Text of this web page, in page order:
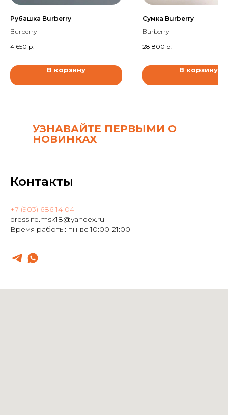
Рубашка Burberry
Burberry
4 650 р.
В корзину
Сумка Burberry
Burberry
28 800 р.
В корзину
УЗНАВАЙТЕ ПЕРВЫМИ О
НОВИНКАХ
Контакты
+7 (903) 686 14 04
dresslife.msk18@yandex.ru
Время работы: пн-вс 10:00-21:00